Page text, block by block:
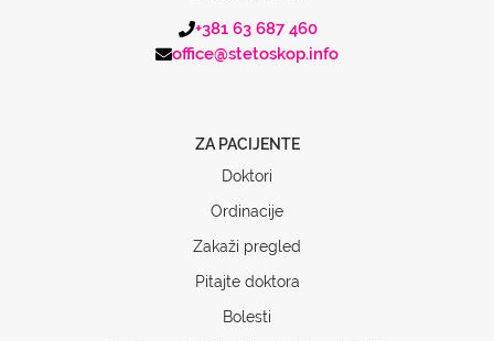
+381 63 687 460
office@stetoskop.info
ZA PACIJENTE
Doktori
Ordinacije
Zakaži pregled
Pitajte doktora
Bolesti